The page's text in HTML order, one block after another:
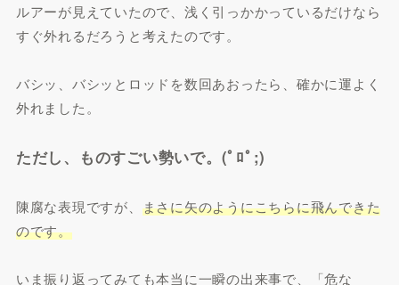
ルアーが見えていたので、浅く引っかかっているだけなら
すぐ外れるだろうと考えたのです。
バシッ、バシッとロッドを数回あおったら、確かに運よく
外れました。
ただし、ものすごい勢いで。(ﾟﾛﾟ;)
陳腐な表現ですが、 まさに矢のようにこちらに飛んできた
のです。
いま振り返ってみても本当に一瞬の出来事で、「危な